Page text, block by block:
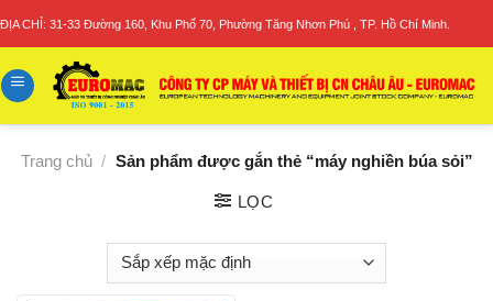
ĐỊA CHỈ: 31-33 Đường 160, Khu Phố 70, Phường Tăng Nhơn Phú , TP. Hồ Chí Minh.
Trang chủ / Sản phẩm được gắn thẻ “máy nghiền búa sỏi”
LỌC